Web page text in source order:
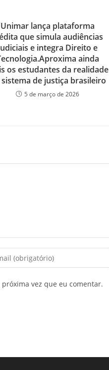
Unimar lança plataforma
que simula audiências
e integra Direito e
ainda
os estudantes da realidade
de justiça brasileiro
5 de março de 2026
vez que eu comentar.